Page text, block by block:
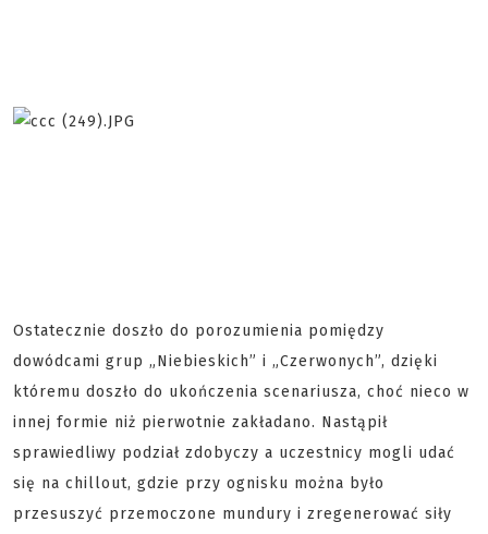
Ostatecznie doszło do porozumienia pomiędzy
dowódcami grup „Niebieskich” i „Czerwonych”, dzięki
któremu doszło do ukończenia scenariusza, choć nieco w
innej formie niż pierwotnie zakładano. Nastąpił
sprawiedliwy podział zdobyczy a uczestnicy mogli udać
się na chillout, gdzie przy ognisku można było
przesuszyć przemoczone mundury i zregenerować siły